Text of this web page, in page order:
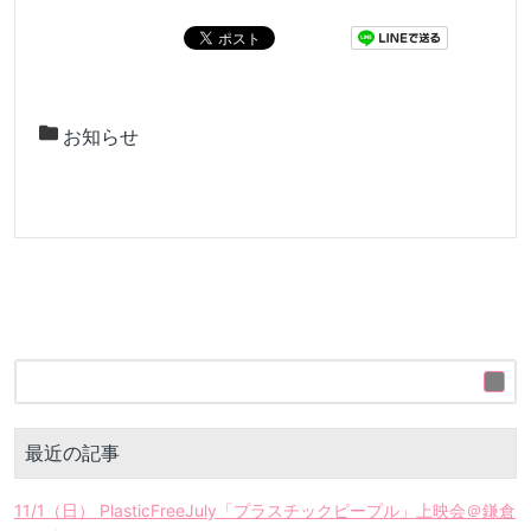
お知らせ
最近の記事
11/1（日） PlasticFreeJuly「プラスチックピープル」上映会＠鎌倉